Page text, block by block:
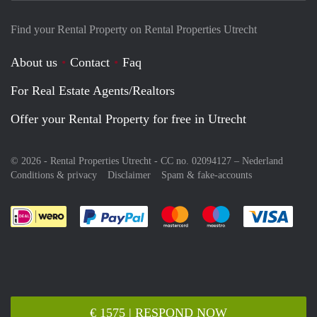
€ 1575 | RESPOND NOW
Find your Rental Property on Rental Properties Utrecht
About us Contact
Faq
For Real Estate Agents/Realtors
Offer your Rental Property for free in Utrecht
© 2026 - Rental Properties Utrecht - CC no. 02094127 – Nederland
Conditions & privacy
Disclaimer Spam & fake-accounts
Pay easily with :payment method
Pay easily with :payment
Pay easily with